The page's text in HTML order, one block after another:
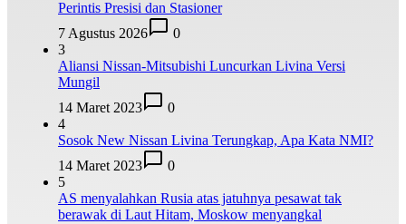
Perintis Presisi dan Stasioner
7 Agustus 2026
0
3
Aliansi Nissan-Mitsubishi Luncurkan Livina Versi
Mungil
14 Maret 2023
0
4
Sosok New Nissan Livina Terungkap, Apa Kata NMI?
14 Maret 2023
0
5
AS menyalahkan Rusia atas jatuhnya pesawat tak
berawak di Laut Hitam, Moskow menyangkal